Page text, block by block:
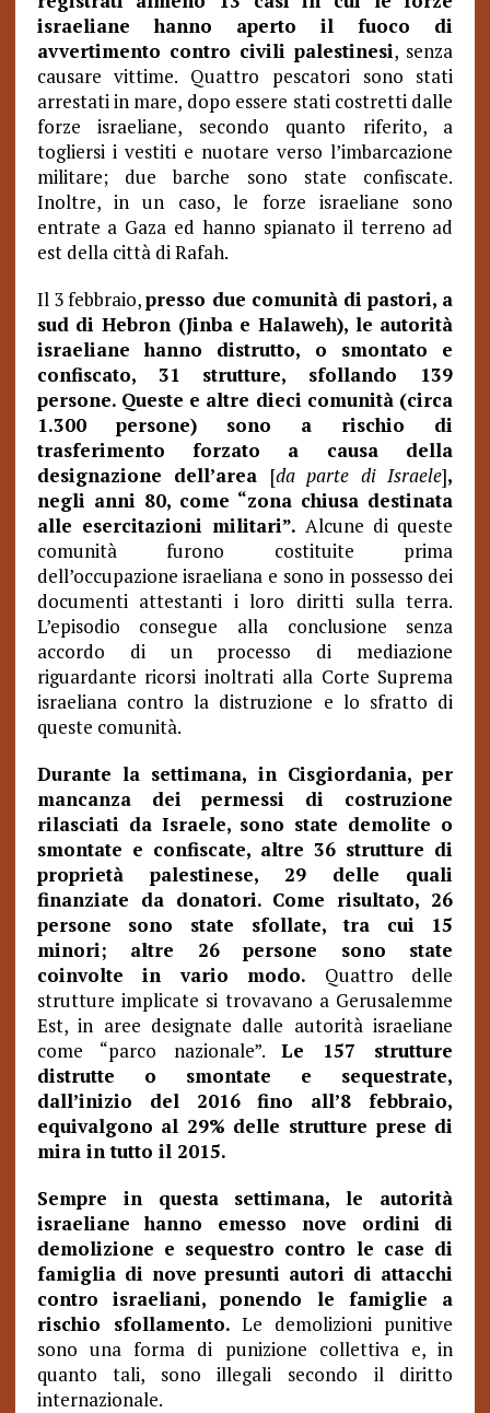
israeliane hanno aperto il fuoco di
avvertimento contro civili palestinesi, senza
causare vittime. Quattro pescatori sono stati
arrestati in mare, dopo essere stati costretti dalle
forze israeliane, secondo quanto riferito, a
togliersi i vestiti e nuotare verso l’imbarcazione
militare; due barche sono state confiscate.
Inoltre, in un caso, le forze israeliane sono
entrate a Gaza ed hanno spianato il terreno ad
est della città di Rafah.
Il 3 febbraio,presso due comunità di pastori, a
sud di Hebron (Jinba e Halaweh), le autorità
israeliane hanno distrutto, o smontato e
confiscato, 31 strutture, sfollando 139
persone. Queste e altre dieci comunità (circa
1.300 persone) sono a rischio di
trasferimento forzato a causa della
designazione dell’area [da parte di Israele],
negli anni 80, come “zona chiusa destinata
alle esercitazioni militari”. Alcune di queste
comunità furono costituite prima
dell’occupazione israeliana e sono in possesso dei
documenti attestanti i loro diritti sulla terra.
L’episodio consegue alla conclusione senza
accordo di un processo di mediazione
riguardante ricorsi inoltrati alla Corte Suprema
israeliana contro la distruzione e lo sfratto di
queste comunità.
Durante la settimana, in Cisgiordania, per
mancanza dei permessi di costruzione
rilasciati da Israele, sono state demolite o
smontate e confiscate, altre 36 strutture di
proprietà palestinese, 29 delle quali
finanziate da donatori. Come risultato, 26
persone sono state sfollate, tra cui 15
minori; altre 26 persone sono state
coinvolte in vario modo. Quattro delle
strutture implicate si trovavano a Gerusalemme
Est, in aree designate dalle autorità israeliane
come “parco nazionale”.Le 157 strutture
distrutte o smontate e sequestrate,
dall’inizio del 2016 fino all’8 febbraio,
equivalgono al 29% delle strutture prese di
mira in tutto il 2015.
Sempre in questa settimana, le autorità
israeliane hanno emesso nove ordini di
demolizione e sequestro contro le case di
famiglia di nove presunti autori di attacchi
contro israeliani, ponendo le famiglie a
rischio sfollamento. Le demolizioni punitive
sono una forma di punizione collettiva e, in
quanto tali, sono illegali secondo il diritto
internazionale.